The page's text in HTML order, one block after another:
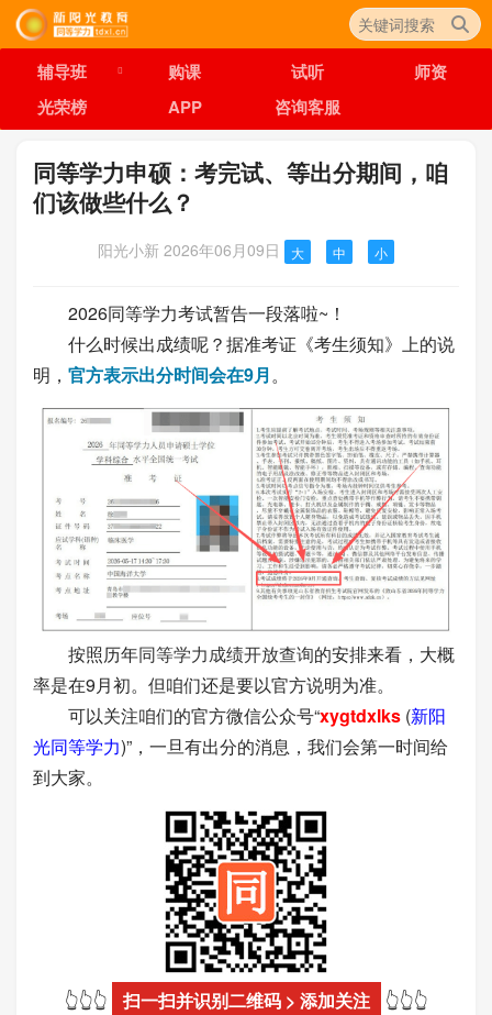
辅导班 购课 试听
师资
光荣榜
APP 咨询客服
同等学力申硕：考完试、等出分期间，咱
们该做些什么？
阳光小新 2026年06月09日 大 中 小
2026同等学力考试暂告一段落啦~！
什么时候出成绩呢？据准考证《考生须知》上的说
明， 官方表示出分时间会在9月。
按照历年同等学力成绩开放查询的安排来看，大概
率是在9月初。但咱们还是要以官方说明为准。
可以关注咱们的官方微信公众号“xygtdxlks (新阳
光同等学力)”，一旦有出分的消息，我们会第一时间给
到大家。
👆👆👆 扫一扫并识别二维码 > 添加关注
👆👆👆